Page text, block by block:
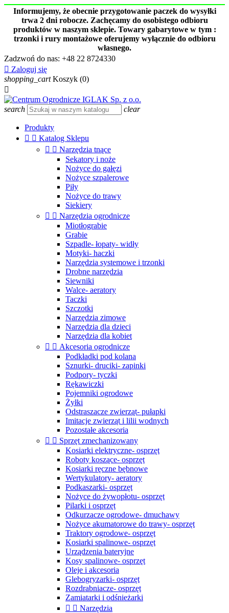
Informujemy, że obecnie przygotowanie paczek do wysyłki
trwa 2 dni robocze. Zachęcamy do osobistego odbioru
produktów w naszym sklepie. Towary gabarytowe w tym :
trzonki i rury montażowe oferujemy wyłącznie do odbioru
własnego.
Zadzwoń do nas: +48 22 8724330
 Zaloguj się
shopping_cart Koszyk (0)

search clear
Produkty
  Katalog Sklepu
  Narzędzia tnące
Sekatory i noże
Nożyce do gałęzi
Nożyce szpalerowe
Piły
Nożyce do trawy
Siekiery
  Narzędzia ogrodnicze
Miotłograbie
Grabie
Szpadle- łopaty- widły
Motyki- haczki
Narzędzia systemowe i trzonki
Drobne narzędzia
Siewniki
Walce- aeratory
Taczki
Szczotki
Narzędzia zimowe
Narzędzia dla dzieci
Narzędzia dla kobiet
  Akcesoria ogrodnicze
Podkładki pod kolana
Sznurki- druciki- zapinki
Podpory- tyczki
Rękawiczki
Pojemniki ogrodowe
Żyłki
Odstraszacze zwierząt- pułapki
Imitacje zwierząt i lilii wodnych
Pozostałe akcesoria
  Sprzęt zmechanizowany
Kosiarki elektryczne- osprzęt
Roboty koszące- osprzęt
Kosiarki ręczne bębnowe
Wertykulatory- aeratory
Podkaszarki- osprzęt
Nożyce do żywopłotu- osprzęt
Pilarki i osprzęt
Odkurzacze ogrodowe- dmuchawy
Nożyce akumatorowe do trawy- osprzęt
Traktory ogrodowe- osprzęt
Kosiarki spalinowe- osprzęt
Urządzenia bateryjne
Kosy spalinowe- osprzęt
Oleje i akcesoria
Glebogryzarki- osprzęt
Rozdrabniacze- osprzęt
Zamiatarki i odśnieżarki
  Narzędzia